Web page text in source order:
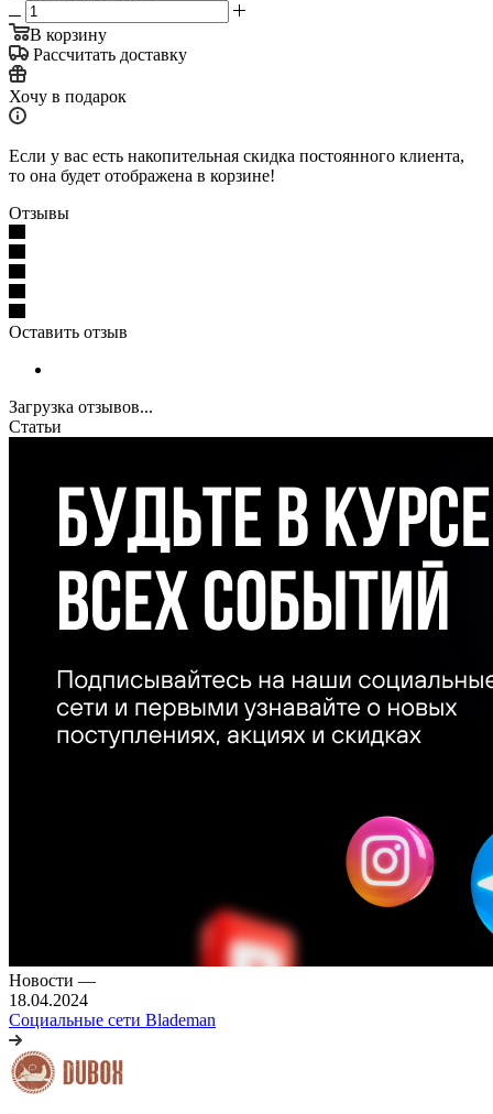
В корзину
Рассчитать доставку
Хочу в подарок
Если у вас есть накопительная скидка постоянного клиента,
то она будет отображена в корзине!
Отзывы
Оставить отзыв
Загрузка отзывов...
Статьи
Новости —
18.04.2024
Социальные сети Blademan